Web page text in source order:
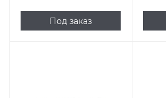
Под заказ